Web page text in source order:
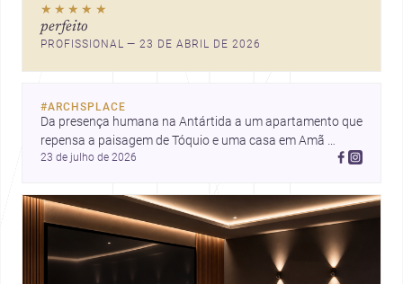
pensar forma, uso e emoção
★★★★★
perfeito
PROFISSIONAL — 23 DE ABRIL DE 2026
#ARCHSPLACE
Da presença humana na Antártida a um apartamento que
repensa a paisagem de Tóquio e uma casa em Amã
integrada ao terreno. Descubra mais inspirações, projetos
23 de julho de 2026